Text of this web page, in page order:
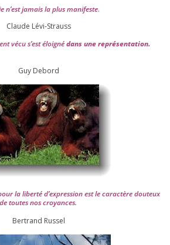
n’est jamais la plus mani­feste.
Claude Lévi-Strauss
vécu s’est éloi­gnédans une repré­sen­ta­tion.
Guy Debord
la liber­té d’expression est le carac­tère dou­teux
de toutes nos croyances.
Ber­trand Russel